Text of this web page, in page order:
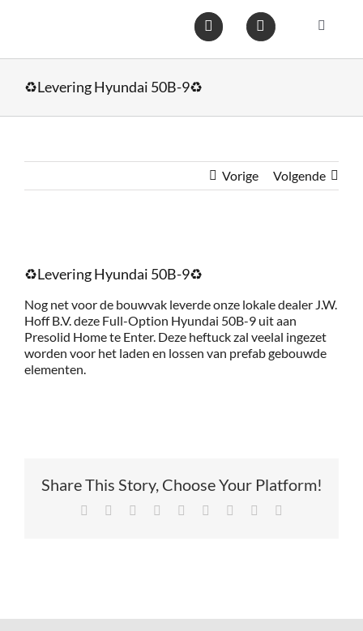
Toggle
♻️Levering Hyundai 50B-9♻️
Vorige Volgende
afbeelding
♻️Levering Hyundai 50B-9♻️
Nog net voor de bouwvak leverde onze lokale dealer J.W.
Hoff B.V. deze Full-Option Hyundai 50B-9 uit aan
Presolid Home te Enter. Deze heftuck zal veelal ingezet
worden voor het laden en lossen van prefab gebouwde
elementen.
Share This Story, Choose Your Platform!
Facebook Reddit LinkedIn
TumblrPinterest Xing